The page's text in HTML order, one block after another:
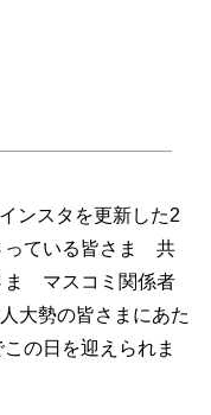
ンスタを更新した2
っている皆さま 共
ま マスコミ関係者
大勢の皆さまにあた
の日を迎えられま